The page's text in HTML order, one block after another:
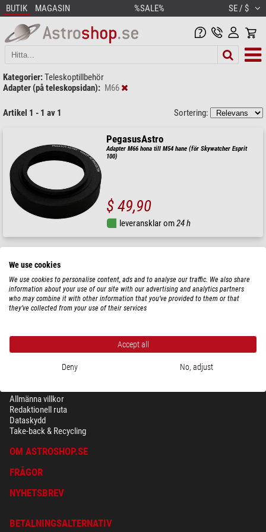
BUTIK MAGASIN %SALE% SE / $
Kategorier:Teleskoptillbehör
Adapter (på teleskopsidan): M66
Artikel 1 - 1 av 1 Sortering:
PegasusAstro
Adapter M66 hona till M54 hane (för Skywatcher Esprit
100)
$ 49,90
leveransklar om24 h
Allmänna villkor
Redaktionell ruta
Dataskydd
Take-back & Recycling
OM ASTROSHOP.SE
FRÅGOR
NYHETSBREV
BETALNINGSALTERNATIV
We use cookies
We use cookies to personalise content, ads and to analyse our traffic. We also share
information about your use of our site with our advertising and analytics partners
who may combine it with other information that you’ve provided to them or that
they’ve collected from your use of their services
Accept all
Deny No, adjust